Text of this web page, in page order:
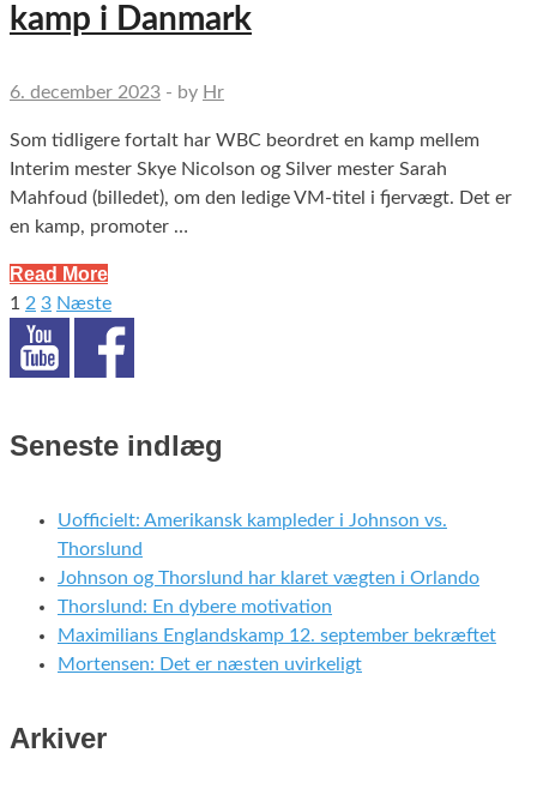
kamp i Danmark
6. december 2023 - by Hr
Som tidligere fortalt har WBC beordret en kamp mellem
Interim mester Skye Nicolson og Silver mester Sarah
Mahfoud (billedet), om den ledige VM-titel i fjervægt. Det er
en kamp, promoter …
Read More
Indlægsinddeling
1 2 3 Næste
Seneste indlæg
Uofficielt: Amerikansk kampleder i Johnson vs.
Thorslund
Johnson og Thorslund har klaret vægten i Orlando
Thorslund: En dybere motivation
Maximilians Englandskamp 12. september bekræftet
Mortensen: Det er næsten uvirkeligt
Arkiver